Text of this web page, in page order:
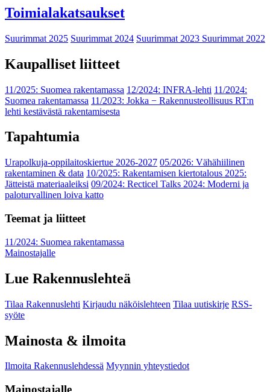
Toimialakatsaukset
Suurimmat 2025 Suurimmat 2024 Suurimmat 2023 Suurimmat 2022
Kaupalliset liitteet
11/2025: Suomea rakentamassa 12/2024: INFRA-lehti 11/2024:
Suomea rakentamassa 11/2023: Jokka − Rakennusteollisuus RT:n
lehti kestävästä rakentamisesta
Tapahtumia
Urapolkuja-oppilaitoskiertue 2026-2027 05/2026: Vähähiilinen
rakentaminen & data 10/2025: Rakentamisen kiertotalous 2025:
Jätteistä materiaaleiksi 09/2024: Recticel Talks 2024: Moderni ja
paloturvallinen loiva katto
Teemat ja liitteet
11/2024: Suomea rakentamassa
Mainostajalle
Lue Rakennuslehteä
Tilaa Rakennuslehti Kirjaudu näköislehteen Tilaa uutiskirje RSS-
syöte
Mainosta & ilmoita
Ilmoita Rakennuslehdessä Myynnin yhteystiedot
Mainostajalle